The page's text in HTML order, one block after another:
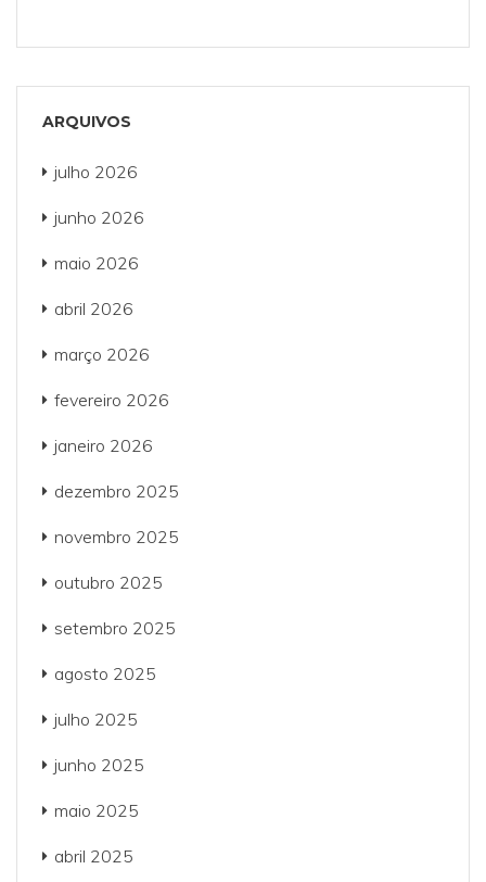
ARQUIVOS
julho 2026
junho 2026
maio 2026
abril 2026
março 2026
fevereiro 2026
janeiro 2026
dezembro 2025
novembro 2025
outubro 2025
setembro 2025
agosto 2025
julho 2025
junho 2025
maio 2025
abril 2025